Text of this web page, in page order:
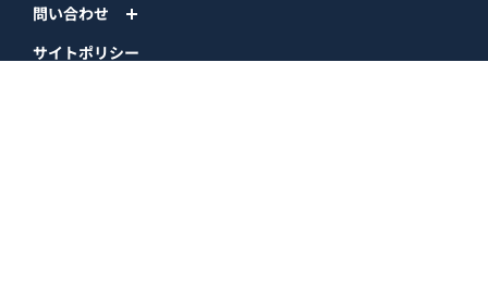
問い合わせ
サイトポリシー